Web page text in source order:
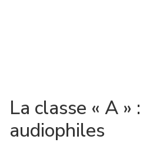
La classe « A »
audiophiles